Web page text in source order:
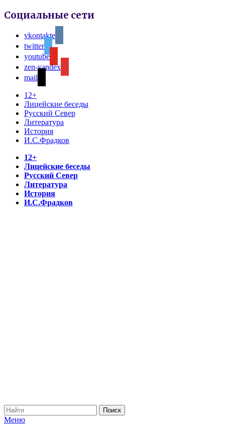
Социальные сети
vkontakte
twitter
youtube
zen-yandex
mail
12+
Лицейские беседы
Русский Север
Литература
История
И.С.Фрадков
12+
Лицейские беседы
Русский Север
Литература
История
И.С.Фрадков
Меню